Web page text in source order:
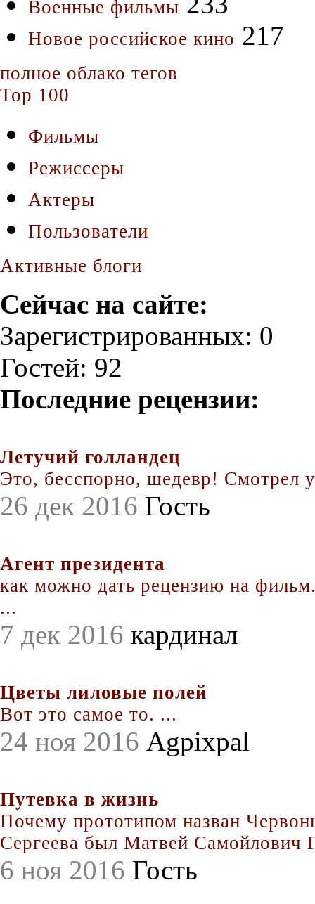
Военные фильмы
Новое российское кино 217
полное облако тегов
Top 100
Фильмы
Режиссеры
Актеры
Пользователи
Активные блоги
Сейчас на сайте:
Зарегистрированных: 0
Гостей: 92
Последние рецензии:
Летучий голландец
Это, бесспорно, шедевр! Смотрел
26 дек 2016 Гость
Агент президента
как можно дать рецензию на
...
7 дек 2016 кардинал
Цветы лиловые полей
Вот это самое то. ...
24 ноя 2016 Agpixpal
Путевка в жизнь
Почему прототипом назван
Сергеева был Матвей Самойлович
6 ноя 2016 Гость